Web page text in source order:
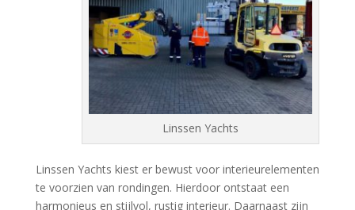
Linssen Yachts
Linssen Yachts kiest er bewust voor interieurelementen
te voorzien van rondingen. Hierdoor ontstaat een
harmonieus en stijlvol, rustig interieur. Daarnaast zijn